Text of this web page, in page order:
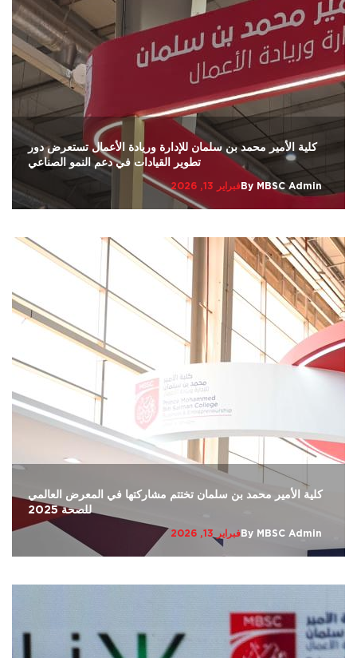
كلية الأمير محمد بن سلمان للإدارة وريادة الأعمال تستعرض دور
تطوير القيادات في دعم النمو الصناعي
By MBSC Admin فبراير 13, 2026
كلية الأمير محمد بن سلمان تختتم مشاركتها في المعرض العالمي
للصحة 2025
By MBSC Admin فبراير 13, 2026